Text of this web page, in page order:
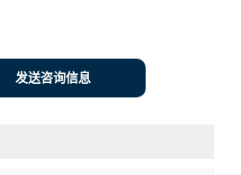
发送咨询信息